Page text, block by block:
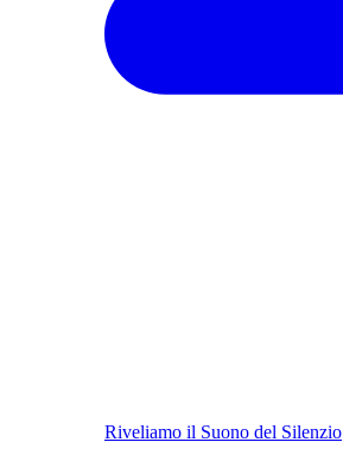
Riveliamo il Suono del Silenzio